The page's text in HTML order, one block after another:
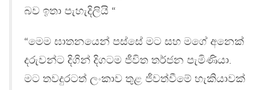
බව ඉතා පැහැදිලියි “
“මෙම ඝාතනයෙන් පස්සේ මට සහ මගේ අනෙක්
දරුවන්ට දිගින් දිගටම ජීවිත තර්ජන පැමිණියා.
මට තවදුරටත් ලංකාව තුළ ජීවත්වීමේ හැකියාවක්